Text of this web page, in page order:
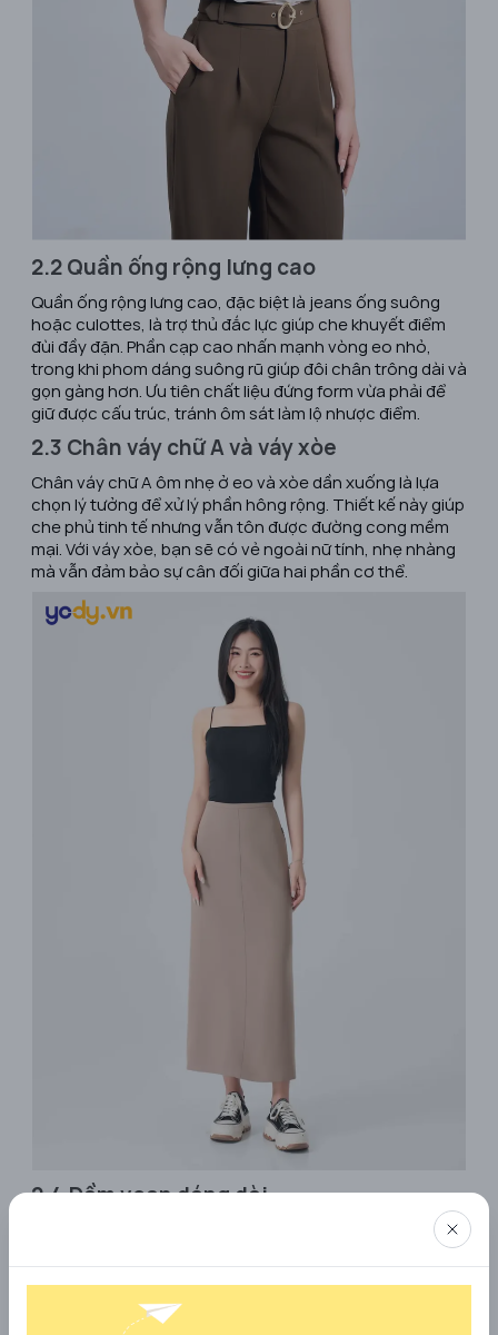
2.2 Quần ống rộng lưng cao
Quần ống rộng lưng cao, đặc biệt là jeans ống suông
hoặc culottes, là trợ thủ đắc lực giúp che khuyết điểm
đùi đầy đặn. Phần cạp cao nhấn mạnh vòng eo nhỏ,
trong khi phom dáng suông rũ giúp đôi chân trông dài và
gọn gàng hơn. Ưu tiên chất liệu đứng form vừa phải để
giữ được cấu trúc, tránh ôm sát làm lộ nhược điểm.
2.3 Chân váy chữ A và váy xòe
Chân váy chữ A ôm nhẹ ở eo và xòe dần xuống là lựa
chọn lý tưởng để xử lý phần hông rộng. Thiết kế này giúp
che phủ tinh tế nhưng vẫn tôn được đường cong mềm
mại. Với váy xòe, bạn sẽ có vẻ ngoài nữ tính, nhẹ nhàng
mà vẫn đảm bảo sự cân đối giữa hai phần cơ thể.
2.4 Đầm voan dáng dài
Đầm voan dáng dài mang lại hiệu ứng giấu dáng tinh tế.
trông nhẹ nhàng và thanh thoát hơn. Những thiết kế có
thể cân đối mà không làm phần dưới bị nặng nề.